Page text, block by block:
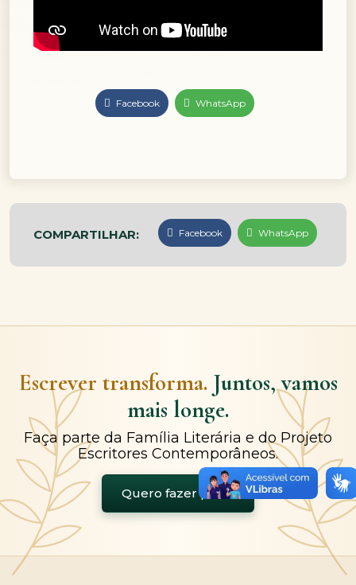
Facebook WhatsApp
COMPARTILHAR: Facebook WhatsApp
Escrever transforma. Juntos, vamos
mais longe.
Faça parte da Família Literária e do Projeto
Escritores Contemporâneos.
Quero fazer parte